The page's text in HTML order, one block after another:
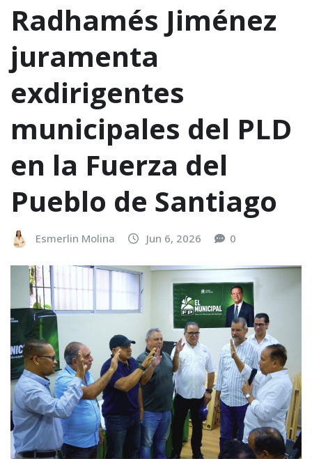
Radhamés Jiménez
juramenta
exdirigentes
municipales del PLD
en la Fuerza del
Pueblo de Santiago
Esmerlin Molina Jun 6, 2026 0